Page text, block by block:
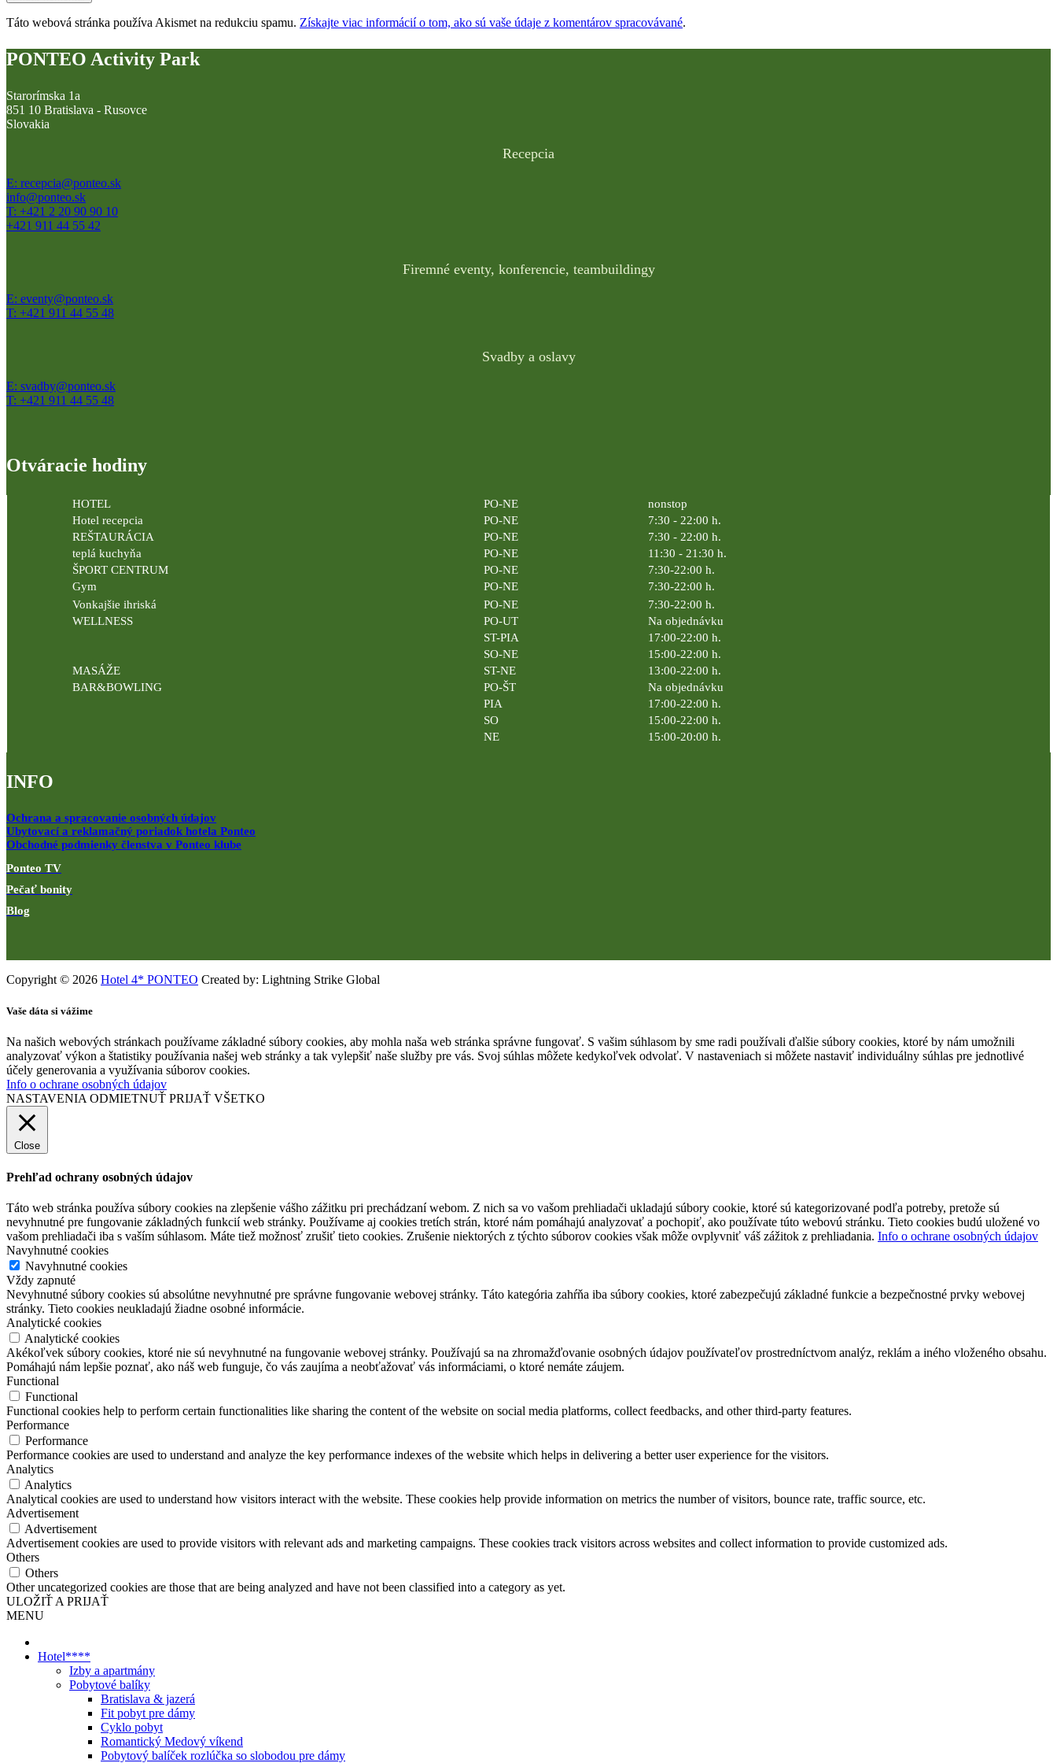
Táto webová stránka používa Akismet na redukciu spamu. Získajte viac informácií o tom, ako sú vaše údaje z komentárov spracovávané.
PONTEO Activity Park
Starorímska 1a
851 10 Bratislava - Rusovce
Slovakia
Recepcia
E: recepcia@ponteo.sk
info@ponteo.sk
T: +421 2 20 90 90 10
+421 911 44 55 42
Firemné eventy, konferencie, teambuildingy
E: eventy@ponteo.sk
T: +421 911 44 55 48
Svadby a oslavy
E: svadby@ponteo.sk
T: +421 911 44 55 48
Otváracie hodiny
HOTEL PO-NE
nonstop
Hotel recepcia
PO-NE
7:30 - 22:00 h.
REŠTAURÁCIA
PO-NE
7:30 - 22:00 h.
teplá kuchyňa
PO-NE
11:30 - 21:30 h.
ŠPORT CENTRUM
PO-NE
7:30-22:00 h.
Gym
PO-NE
7:30-22:00 h.
Vonkajšie ihriská
PO-NE
7:30-22:00 h.
WELLNESS
PO-UT
Na objednávku
ST-PIA
17:00-22:00 h.
SO-NE
15:00-22:00 h.
MASÁŽE
ST-NE
13:00-22:00 h.
BAR&BOWLING
PO-ŠT
Na objednávku
PIA
17:00-22:00 h.
SO
15:00-22:00 h.
NE
15:00-20:00 h.
INFO
Ochrana a spracovanie osobných údajov
Ubytovací a reklamačný poriadok hotela Ponteo
Obchodné podmienky členstva v Ponteo klube
Ponteo TV
Pečať bonity
Blog
Copyright © 2026 Hotel 4* PONTEO Created by: Lightning Strike Global
Vaše dáta si vážime
Na našich webových stránkach používame základné súbory cookies, aby mohla naša web stránka správne fungovať. S vašim súhlasom by sme radi používali ďalšie súbory cookies, ktoré by nám umožnili
analyzovať výkon a štatistiky používania našej web stránky a tak vylepšiť naše služby pre vás. Svoj súhlas môžete kedykoľvek odvolať. V nastaveniach si môžete nastaviť individuálny súhlas pre jednotlivé
účely generovania a využívania súborov cookies.
Info o ochrane osobných údajov
NASTAVENIA ODMIETNUŤ PRIJAŤ VŠETKO
Close
Prehľad ochrany osobných údajov
Táto web stránka používa súbory cookies na zlepšenie vášho zážitku pri prechádzaní webom. Z nich sa vo vašom prehliadači ukladajú súbory cookie, ktoré sú kategorizované podľa potreby, pretože sú
nevyhnutné pre fungovanie základných funkcií web stránky. Používame aj cookies tretích strán, ktoré nám pomáhajú analyzovať a pochopiť, ako používate túto webovú stránku. Tieto cookies budú uložené vo
vašom prehliadači iba s vaším súhlasom. Máte tiež možnosť zrušiť tieto cookies. Zrušenie niektorých z týchto súborov cookies však môže ovplyvniť váš zážitok z prehliadania. Info o ochrane osobných údajov
Navyhnutné cookies
Navyhnutné cookies
Vždy zapnuté
Nevyhnutné súbory cookies sú absolútne nevyhnutné pre správne fungovanie webovej stránky. Táto kategória zahŕňa iba súbory cookies, ktoré zabezpečujú základné funkcie a bezpečnostné prvky webovej
stránky. Tieto cookies neukladajú žiadne osobné informácie.
Analytické cookies
Analytické cookies
Akékoľvek súbory cookies, ktoré nie sú nevyhnutné na fungovanie webovej stránky. Používajú sa na zhromažďovanie osobných údajov používateľov prostredníctvom analýz, reklám a iného vloženého obsahu.
Pomáhajú nám lepšie poznať, ako náš web funguje, čo vás zaujíma a neobťažovať vás informáciami, o ktoré nemáte záujem.
Functional
Functional
Functional cookies help to perform certain functionalities like sharing the content of the website on social media platforms, collect feedbacks, and other third-party features.
Performance
Performance
Performance cookies are used to understand and analyze the key performance indexes of the website which helps in delivering a better user experience for the visitors.
Analytics
Analytics
Analytical cookies are used to understand how visitors interact with the website. These cookies help provide information on metrics the number of visitors, bounce rate, traffic source, etc.
Advertisement
Advertisement
Advertisement cookies are used to provide visitors with relevant ads and marketing campaigns. These cookies track visitors across websites and collect information to provide customized ads.
Others
Others
Other uncategorized cookies are those that are being analyzed and have not been classified into a category as yet.
ULOŽIŤ A PRIJAŤ
MENU
Hotel****
Izby a apartmány
Pobytové balíky
Bratislava & jazerá
Fit pobyt pre dámy
Cyklo pobyt
Romantický Medový víkend
Pobytový balíček rozlúčka so slobodou pre dámy